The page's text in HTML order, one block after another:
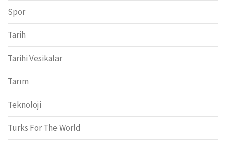
Spor
Tarih
Tarihi Vesikalar
Tarım
Teknoloji
Turks For The World